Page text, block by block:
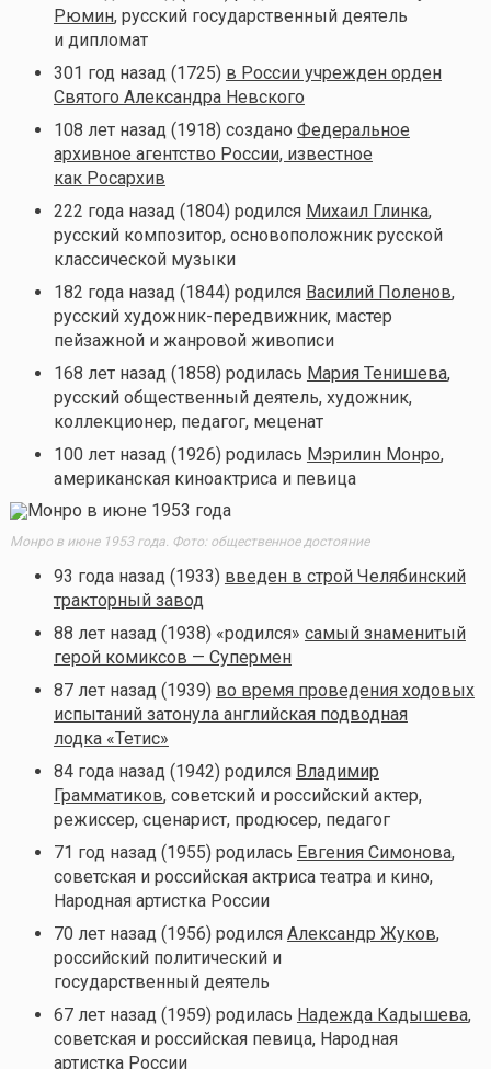
Рюмин, русский государственный деятель
и дипломат
301 год назад (1725) в России учрежден орден
Святого Александра Невского
108 лет назад (1918) создано Федеральное
архивное агентство России, известное
как Росархив
222 года назад (1804) родился Михаил Глинка,
русский композитор, основоположник русской
классической музыки
182 года назад (1844) родился Василий Поленов,
русский художник-передвижник, мастер
пейзажной и жанровой живописи
168 лет назад (1858) родилась Мария Тенишева,
русский общественный деятель, художник,
коллекционер, педагог, меценат
100 лет назад (1926) родилась Мэрилин Монро,
американская киноактриса и певица
Монро в июне 1953 года. Фото: общественное достояние
93 года назад (1933) введен в строй Челябинский
тракторный завод
88 лет назад (1938) «родился» самый знаменитый
герой комиксов — Супермен
87 лет назад (1939) во время проведения ходовых
испытаний затонула английская подводная
лодка «Тетис»
84 года назад (1942) родился Владимир
Грамматиков, советский и российский актер,
режиссер, сценарист, продюсер, педагог
71 год назад (1955) родилась Евгения Симонова,
советская и российская актриса театра и кино,
Народная артистка России
70 лет назад (1956) родился Александр Жуков,
российский политический и
государственный деятель
67 лет назад (1959) родилась Надежда Кадышева,
советская и российская певица, Народная
артистка России